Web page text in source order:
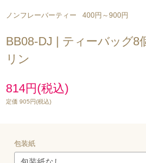
ノンフレーバーティー 400円～900円
BB08-DJ | ティーバッグ8
リン
814円(税込)
定価 905円(税込)
包装紙